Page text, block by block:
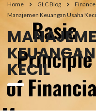
Home GLC Blog Finance
Manajemen Keuangan Usaha
KECIL